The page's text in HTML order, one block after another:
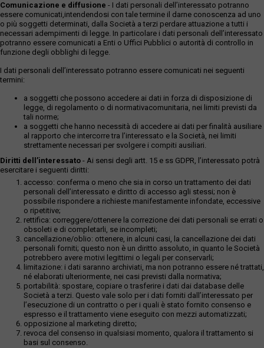
Comunicazione e diffusione - I dati personali dell’interessato potranno
essere comunicati,intendendosi con tale termine il darne conoscenza ad uno
o più soggetti determinati, dalla Società a terzi perdare attuazione a tutti i
necessari adempimenti di legge. In particolare i dati personali dell’interessato
potranno essere comunicati a Enti o Uffici Pubblici o autorità di controllo in
funzione degli obblighi di legge.
I dati personali dell’interessato potranno essere comunicati nei seguenti
termini:
a soggetti che possono accedere ai dati in forza di disposizione di
legge, di regolamento o di normativacomunitaria, nei limiti previsti da
tali norme;
a soggetti che hanno necessità di accedere ai dati per finalità ausiliare
al rapporto che intercorre tra l’interessato e la Società, nei limiti
strettamente necessari per svolgere i compiti ausiliari.
Diritti dell’interessato - Ai sensi degli artt. 15 e ss GDPR, l’interessato potrà
esercitare i seguenti diritti:
accesso: conferma o meno che sia in corso un trattamento dei dati
personali dell’interessato e diritto di accesso agli stessi; non è
possibile rispondere a richieste manifestamente infondate, eccessive
o ripetitive;
rettifica: correggere/ottenere la correzione dei dati personali se errati o
obsoleti e di completarli, se incompleti;
cancellazione/oblio: ottenere, in alcuni casi, la cancellazione dei dati
personali forniti; questo non è un diritto assoluto, in quanto le Società
potrebbero avere motivi legittimi o legali per conservarli;
limitazione: i dati saranno archiviati, ma non potranno essere né trattati,
né elaborati ulteriormente, nei casi previsti dalla normativa;
portabilità: spostare, copiare o trasferire i dati dai database delle
Società a terzi. Questo vale solo per i dati forniti dall’interessato per
l’esecuzione di un contratto o per i quali è stato fornito consenso e
espresso e il trattamento viene eseguito con mezzi automatizzati;
opposizione al marketing diretto;
revoca del consenso in qualsiasi momento, qualora il trattamento si
basi sul consenso.